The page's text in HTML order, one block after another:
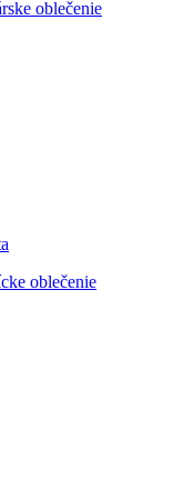
oblečenie
oblečenie